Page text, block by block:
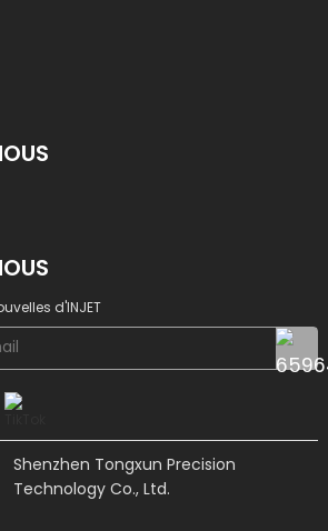
d'INJET
Shenzhen Tongxun Precision
Technology Co., Ltd.